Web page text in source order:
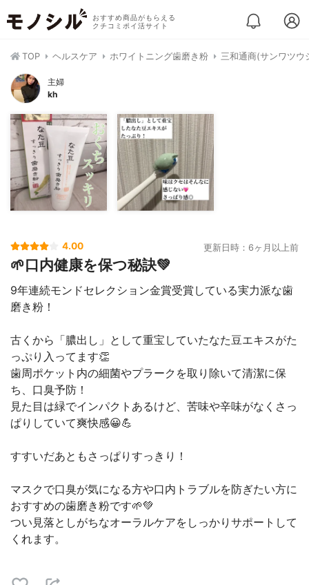
おすすめ商品がもらえる
クチコミポイ活サイト
TOP ヘルスケア ホワイトニング歯磨き粉 三和通商(サンワツウ
主婦
kh
4.00 更新日時：6ヶ月以上前
🌱口内健康を保つ秘訣💚
9年連続モンドセレクション金賞受賞している実力派な歯
磨き粉！
古くから「膿出し」として重宝していたなた豆エキスがた
っぷり入ってます👏
歯周ポケット内の細菌やプラークを取り除いて清潔に保
ち、口臭予防！
見た目は緑でインパクトあるけど、苦味や辛味がなくさっ
ぱりしていて爽快感😀💪
すすいだあともさっぱりすっきり！
マスクで口臭が気になる方や口内トラブルを防ぎたい方に
おすすめの歯磨き粉です🌱💚
つい見落としがちなオーラルケアをしっかりサポートして
くれます。